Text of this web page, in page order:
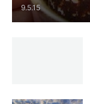
9.5.15